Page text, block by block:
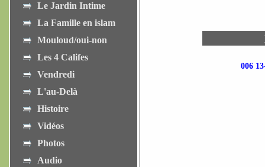
Le Jardin Intime
La Famille en islam
Mouloud/oui-non
Les 4 Califes
Vendredi
L'au-Delà
Histoire
Vidéos
Photos
Audio
006